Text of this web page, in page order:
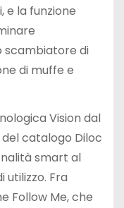
e la funzione
scambiatore di
di muffe e
Vision dal
catalogo Diloc
smart al
utilizzo. Fra
Follow Me, che